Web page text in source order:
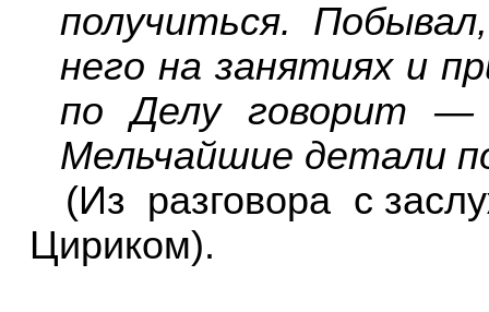
получиться.
него на занятиях и
по Делу говорит —
Мельчайшие детали
(Из разговора с
Цириком).